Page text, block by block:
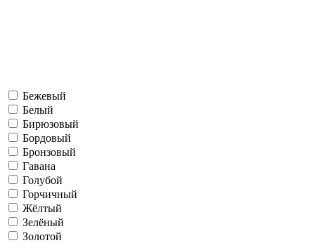
Бежевый
Белый
Бирюзовый
Бордовый
Бронзовый
Гавана
Голубой
Горчичный
Жёлтый
Зелёный
Золотой